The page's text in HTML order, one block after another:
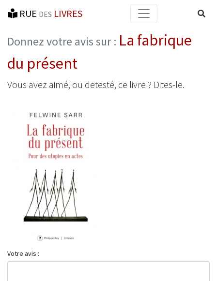
RUE DES LIVRES
Donnez votre avis sur : La fabrique
du présent
Vous avez aimé, ou detesté, ce livre ? Dites-le.
Votre avis :